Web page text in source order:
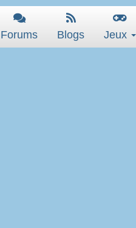
Forums Blogs Jeux